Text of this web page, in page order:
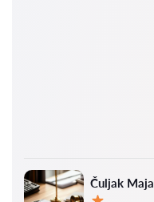
Čuljak Maja